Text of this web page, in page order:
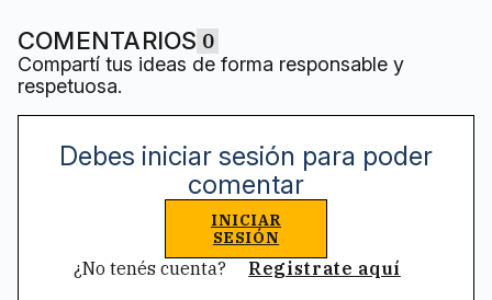
COMENTARIOS 0
Compartí tus ideas de forma responsable y
respetuosa.
Debes iniciar sesión para poder
comentar
INICIAR
SESIÓN
¿No tenés cuenta? Registrate aquí